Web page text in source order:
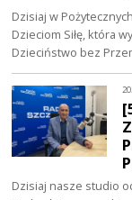
Dzisiaj w
Dzieciom Siłę, która
Dzieciństwo bez
Dzisiaj nasze studio